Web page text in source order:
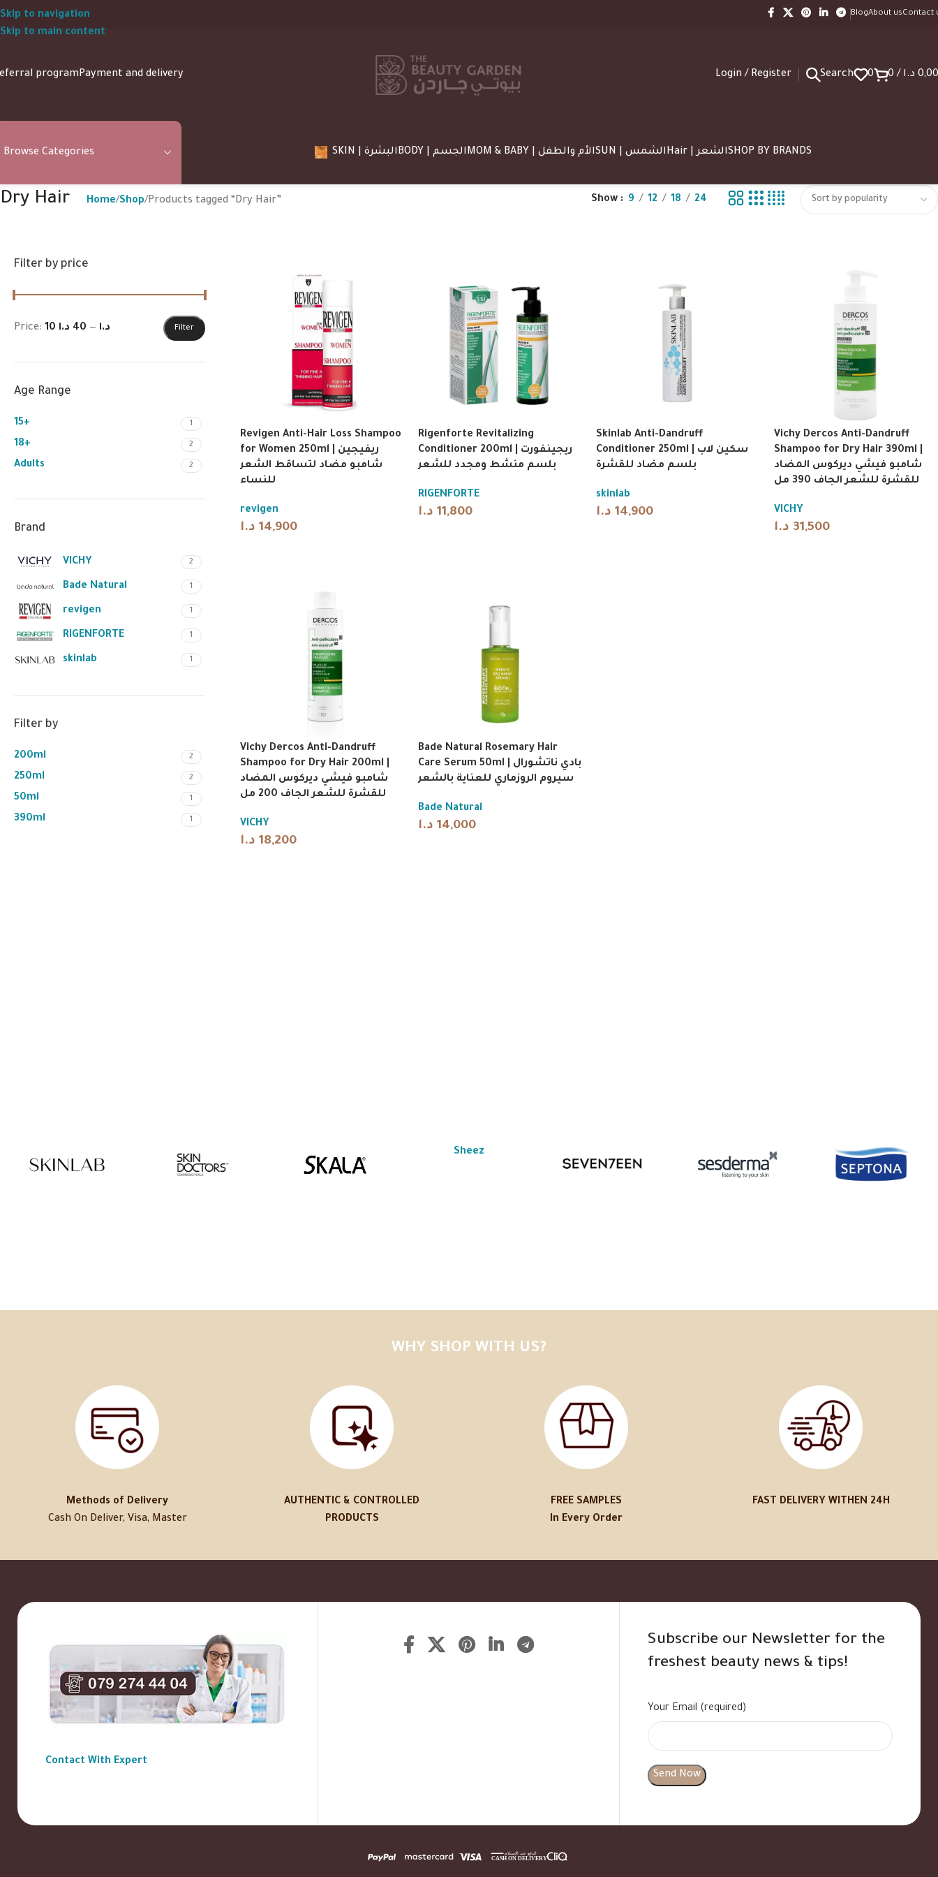
Skip to navigation
Skip to main content
BlogAbout usContact
programPayment and delivery Login / Register Search 0 0/ د.ا
Browse Categories SKIN | البشرة BODY | الجسم MOM & BABY | الأم والطفل SUN | الشمس Hair | الشعرSHOP BY BRANDS
Dry Hair Home Shop Products tagged “Dry Hair” Show 9 12 18 24
Filter by price
Filter
Price: 10 د.ا — 40 د.ا
Age Range
15+ 1
18+ 2
Adults 2
Brand
VICHY 2
Bade Natural 1
revigen 1
RIGENFORTE 1
skinlab 1
Filter by
200ml 2
250ml 2
50ml 1
390ml 1
Revigen Anti-Hair Loss Shampoo
for Women 250ml | ريفيجين
شامبو مضاد لتساقط الشعر
للنساء
revigen
14,900 د.ا
Rigenforte Revitalizing
Conditioner 200ml | ريجينفورت
بلسم منشط ومجدد للشعر
RIGENFORTE
11,800 د.ا
Skinlab Anti-Dandruff
Conditioner 250ml | سكين لاب
بلسم مضاد للقشرة
skinlab
14,900 د.ا
Vichy Dercos Anti-Dandruff
Shampoo for Dry Hair 390ml |
شامبو فيشي ديركوس المضاد
للقشرة للشعر الجاف 390 مل
VICHY
31,500 د.ا
Vichy Dercos Anti-Dandruff
Shampoo for Dry Hair 200ml |
شامبو فيشي ديركوس المضاد
للقشرة للشعر الجاف 200 مل
VICHY
18,200 د.ا
Bade Natural Rosemary Hair
Care Serum 50ml | بادي ناتشورال
سيروم الروزماري للعناية بالشعر
Bade Natural
14,000 د.ا
Sheez
WHY SHOP WITH US?
Methods of Delivery
Cash On Deliver, Visa, Master
AUTHENTIC & CONTROLLED
PRODUCTS
FREE SAMPLES
In Every Order
FAST DELIVERY WITHEN 24H
Contact With Expert
Subscribe our Newsletter for the
freshest beauty news & tips!
Your Email (required)